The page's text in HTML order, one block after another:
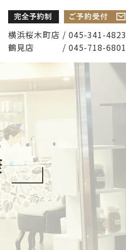
横浜桜木町店 / 045-341-4823
鶴見店 / 045-718-6801